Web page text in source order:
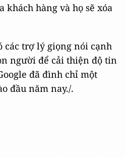
khách hàng và họ sẽ xóa
các trợ lý giọng nói cạnh
người để cải thiện độ tin
đã đình chỉ một
đầu năm nay./.